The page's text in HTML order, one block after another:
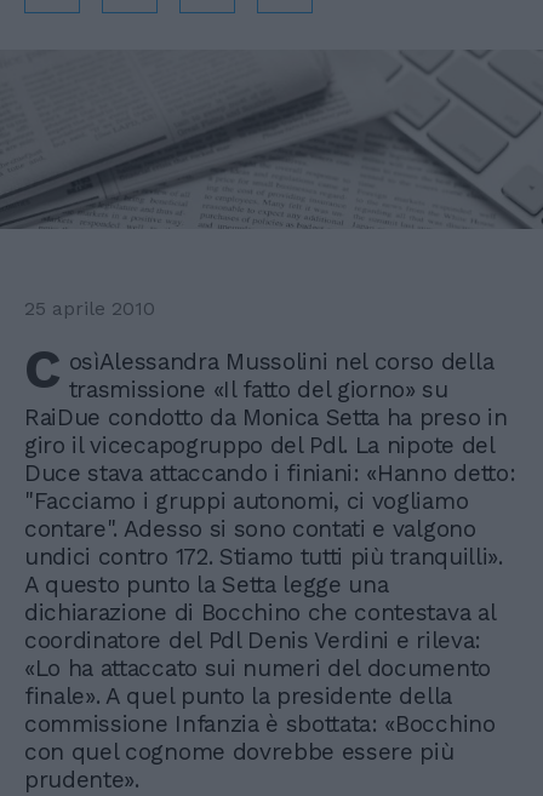
25 aprile 2010
C osìAlessandra Mussolini nel corso della
trasmissione «Il fatto del giorno» su
RaiDue condotto da Monica Setta ha preso in
giro il vicecapogruppo del Pdl. La nipote del
Duce stava attaccando i finiani: «Hanno detto:
"Facciamo i gruppi autonomi, ci vogliamo
contare". Adesso si sono contati e valgono
undici contro 172. Stiamo tutti più tranquilli».
A questo punto la Setta legge una
dichiarazione di Bocchino che contestava al
coordinatore del Pdl Denis Verdini e rileva:
«Lo ha attaccato sui numeri del documento
finale». A quel punto la presidente della
commissione Infanzia è sbottata: «Bocchino
con quel cognome dovrebbe essere più
prudente».